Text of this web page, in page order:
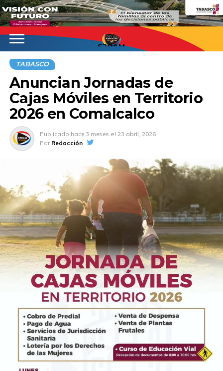
620AM
TABASCO
Anuncian Jornadas de
Cajas Móviles en Territorio
2026 en Comalcalco
Publicado hace 3 meses el 23 abril, 2026
Por Redacción